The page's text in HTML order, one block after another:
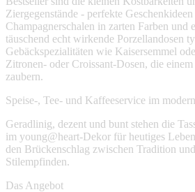
Ziergegenstände - perfekte
Champagnerschalen in zarten Farben und
täuschend echt wirkende Porzellandosen
Gebäckspezialitäten wie Kaisersemmel
Zitronen- oder Croissant-Dosen, die
zaubern.
Speise-, Tee- und Kaffeeservice im
Geradlinig, dezent und bunt stehen die
im young@heart-Dekor für heutiges
den Brückenschlag zwischen Tradition
Stilempfinden.
Das Angebot